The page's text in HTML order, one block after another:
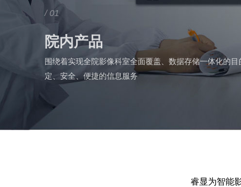
/ 01
院内产品
围绕着实现全院影像科室全面覆盖、数据存储一体化的
定、安全、便捷的信息服务
睿显为智能